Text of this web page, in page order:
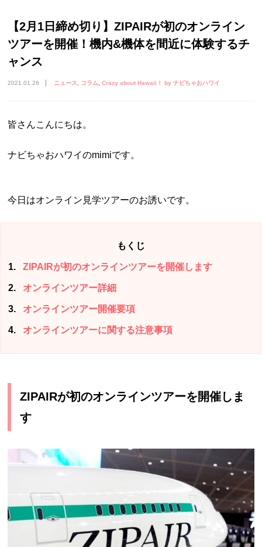
【2月1日締め切り】ZIPAIRが初のオンライン
ツアーを開催！機内&機体を間近に体験するチ
ャンス
2021.01.26 ニュース コラム Crazy about Hawaii！ by ナビちゃおハワイ
皆さんこんにちは。
ナビちゃおハワイのmimiです。
今日はオンライン見学ツアーのお誘いです。
もくじ
1 ZIPAIRが初のオンラインツアーを開催します
2 オンラインツアー詳細
3 オンラインツアー開催要項
4 オンラインツアーに関する注意事項
ZIPAIRが初のオンラインツアーを開催しま
す